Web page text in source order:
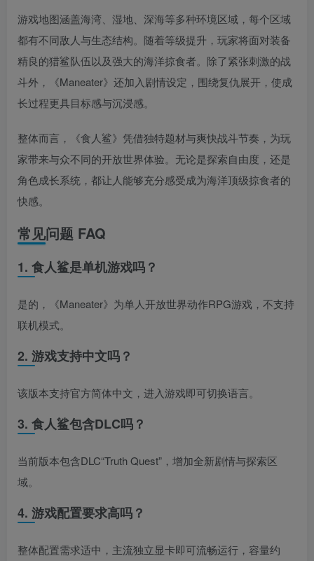
游戏地图涵盖海湾、湿地、深海等多种环境区域，每个区域
都有不同敌人与生态结构。随着等级提升，玩家将面对装备
精良的猎鲨队伍以及强大的海洋掠食者。除了紧张刺激的战
斗外，《Maneater》还加入剧情设定，围绕复仇展开，使成
长过程更具目标感与沉浸感。
整体而言，《食人鲨》凭借独特题材与爽快战斗节奏，为玩
家带来与众不同的开放世界体验。无论是探索自由度，还是
角色成长系统，都让人能够充分感受成为海洋顶级掠食者的
快感。
常见问题 FAQ
1. 食人鲨是单机游戏吗？
是的，《Maneater》为单人开放世界动作RPG游戏，不支持
联机模式。
2. 游戏支持中文吗？
该版本支持官方简体中文，进入游戏即可切换语言。
3. 食人鲨包含DLC吗？
当前版本包含DLC“Truth Quest”，增加全新剧情与探索区
域。
4. 游戏配置要求高吗？
整体配置需求适中，主流独立显卡即可流畅运行，容量约